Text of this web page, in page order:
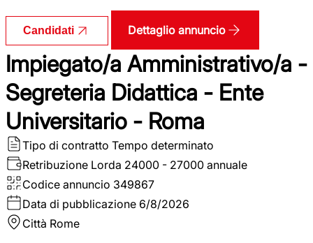
Candidati Dettaglio annuncio
Impiegato/a Amministrativo/a -
Segreteria Didattica - Ente
Universitario - Roma
Tipo di contratto Tempo determinato
Retribuzione Lorda 24000 - 27000 annuale
Codice annuncio 349867
Data di pubblicazione 6/8/2026
Città Rome